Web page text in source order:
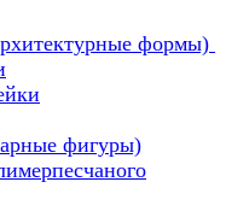
формы)
фигуры)